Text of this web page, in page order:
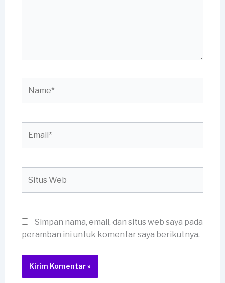
Web
Simpan nama, email, dan situs web saya pada
peramban ini untuk komentar saya berikutnya.